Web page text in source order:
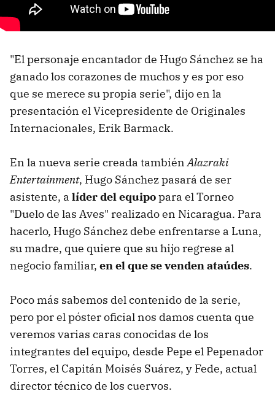
"El personaje encantador de Hugo Sánchez se ha
ganado los corazones de muchos y es por eso
que se merece su propia serie", dijo en la
presentación el Vicepresidente de Originales
Internacionales, Erik Barmack.
En la nueva serie creada tambiénAlazraki
Entertainment, Hugo Sánchez pasará de ser
asistente, a líder del equipopara el Torneo
"Duelo de las Aves" realizado en Nicaragua. Para
hacerlo, Hugo Sánchez debe enfrentarse a Luna,
su madre, que quiere que su hijo regrese al
negocio familiar, en el que se venden ataúdes.
Poco más sabemos del contenido de la serie,
pero por el póster oficial nos damos cuenta que
veremos varias caras conocidas de los
integrantes del equipo, desde Pepe el Pepenador
Torres, el Capitán Moisés Suárez, y Fede, actual
director técnico de los cuervos.